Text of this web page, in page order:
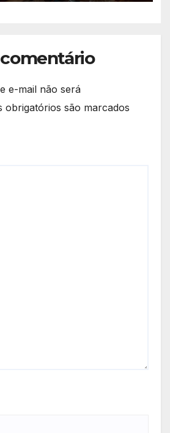
e-mail não será
obrigatórios são marcados